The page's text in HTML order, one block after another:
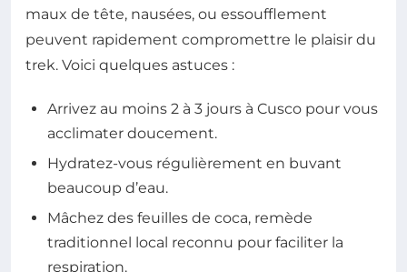
maux de tête, nausées, ou essoufflement
peuvent rapidement compromettre le plaisir du
trek. Voici quelques astuces :
Arrivez au moins 2 à 3 jours à Cusco pour vous
acclimater doucement.
Hydratez-vous régulièrement en buvant
beaucoup d’eau.
Mâchez des feuilles de coca, remède
traditionnel local reconnu pour faciliter la
respiration.